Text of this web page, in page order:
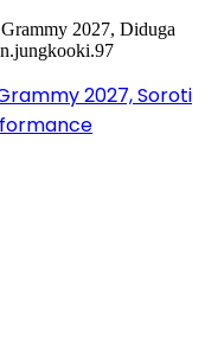
2027, Soroti